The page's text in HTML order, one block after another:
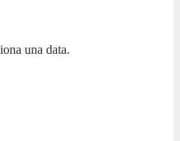
una data.